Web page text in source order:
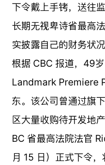
下令戴上手铐，送往
长期无视卑诗省最高
实披露自己的财务状况
根据 CBC 报道，49
Landmark Premiere
东。该公司曾通过旗
区大量收购待开发地产
BC 省最高法院法官
月 15 日）正式下令